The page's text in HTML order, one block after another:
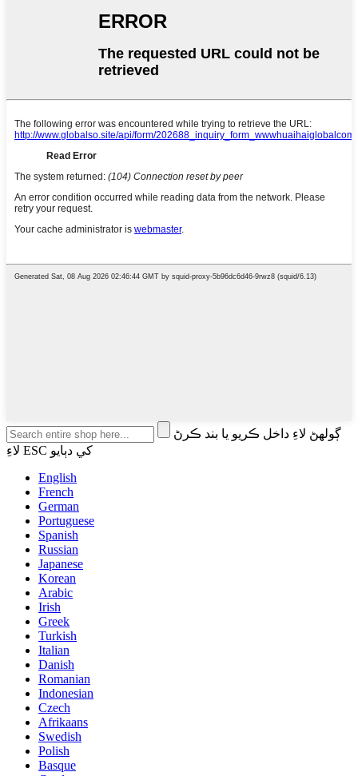
ڳولهڻ لاءِ داخل ڪريو يا بند ڪرڻ
لاءِ ESC کي دٻايو
English
French
German
Portuguese
Spanish
Russian
Japanese
Korean
Arabic
Irish
Greek
Turkish
Italian
Danish
Romanian
Indonesian
Czech
Afrikaans
Swedish
Polish
Basque